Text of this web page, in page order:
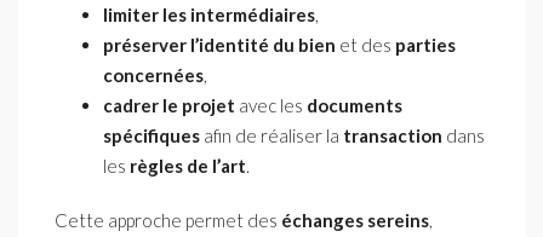
limiter les intermédiaires
préserver l’identité du bien et des parties
concernées
cadrer le projet avec les documents
spécifiques afin de réaliser la transaction dans
les règles de l’art
Cette approche permet des échanges sereins